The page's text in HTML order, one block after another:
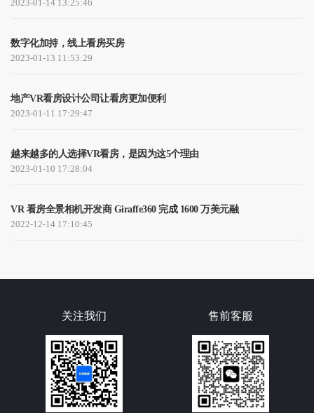
2023-01-14 13:25:46
数字化加持，线上看房买房
2023-01-13 11:53:29
地产VR看房设计公司让看房更加便利
2023-01-11 17:29:47
越来越多的人选择VR看房，是因为这5个理由
2023-01-10 17:28:04
VR 看房全景相机开发商 Giraffe360 完成 1600 万美元融
2022-12-14 17:10:45
关注我们 售前客服